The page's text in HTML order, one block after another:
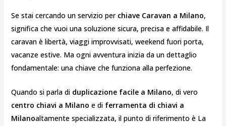
Se stai cercando un servizio per chiave Caravan a Milano,
significa che vuoi una soluzione sicura, precisa e affidabile. Il
caravan è libertà, viaggi improvvisati, weekend fuori porta,
vacanze estive. Ma ogni avventura inizia da un dettaglio
fondamentale: una chiave che funziona alla perfezione.
Quando si parla di duplicazione facile a Milano, di vero
centro chiavi a Milano e di ferramenta di chiavi a
Milanoaltamente specializzata, il punto di riferimento è La